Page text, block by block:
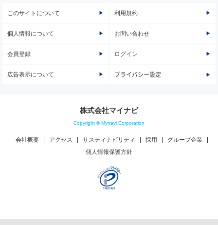
このサイトについて 利用規約
個人情報について お問い合わせ
会員登録 ログイン
広告表示について プライバシー設定
株式会社マイナビ
Copyright © Mynavi Corporation
会社概要 アクセス サスティナビリティ 採用
グループ企業
個人情報保護方針